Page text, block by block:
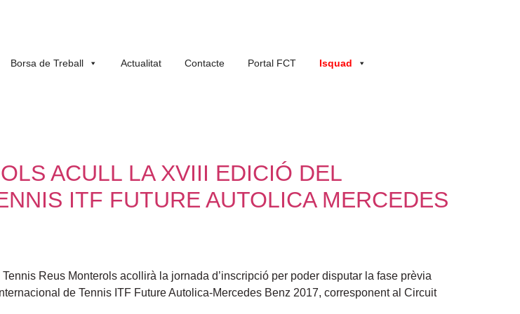
Borsa de Treball Actualitat Contacte Portal FCT Isquad
ACULL LA XVIII EDICIÓ DEL
ITF FUTURE AUTOLICA MERCEDES
Reus Monterols acollirà la jornada d’inscripció per poder disputar la fase prèvia
de Tennis ITF Future Autolica-Mercedes Benz 2017, corresponent al Circuit